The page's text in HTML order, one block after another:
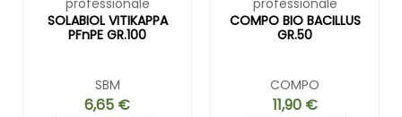
SOLABIOL VITIKAPPA
PFnPE GR.100
SBM
6,65 €
COMPO BIO BACILLUS
GR.50
COMPO
11,90 €